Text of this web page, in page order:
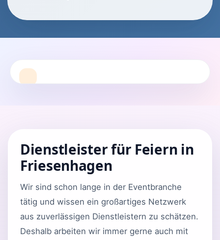
Dienstleister für Feiern in
Friesenhagen
Wir sind schon lange in der Eventbranche
tätig und wissen ein großartiges Netzwerk
aus zuverlässigen Dienstleistern zu schätzen.
Deshalb arbeiten wir immer gerne auch mit